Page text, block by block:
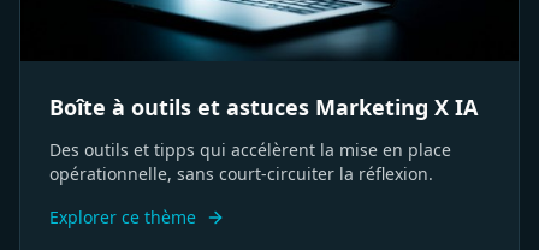
Boîte à outils et astuces Marketing X IA
Des outils et tipps qui accélèrent la mise en place
opérationnelle, sans court-circuiter la réflexion.
Explorer ce thème